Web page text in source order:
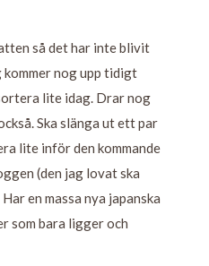
så det har inte blivit
kommer nog upp tidigt
lite idag. Drar nog
Ska slänga ut ett par
lite inför den kommande
(den jag lovat ska
en massa nya japanska
som bara ligger och